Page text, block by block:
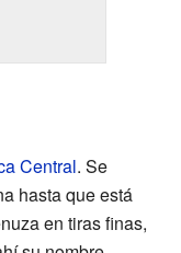
Central. Se
hasta que está
en tiras finas,